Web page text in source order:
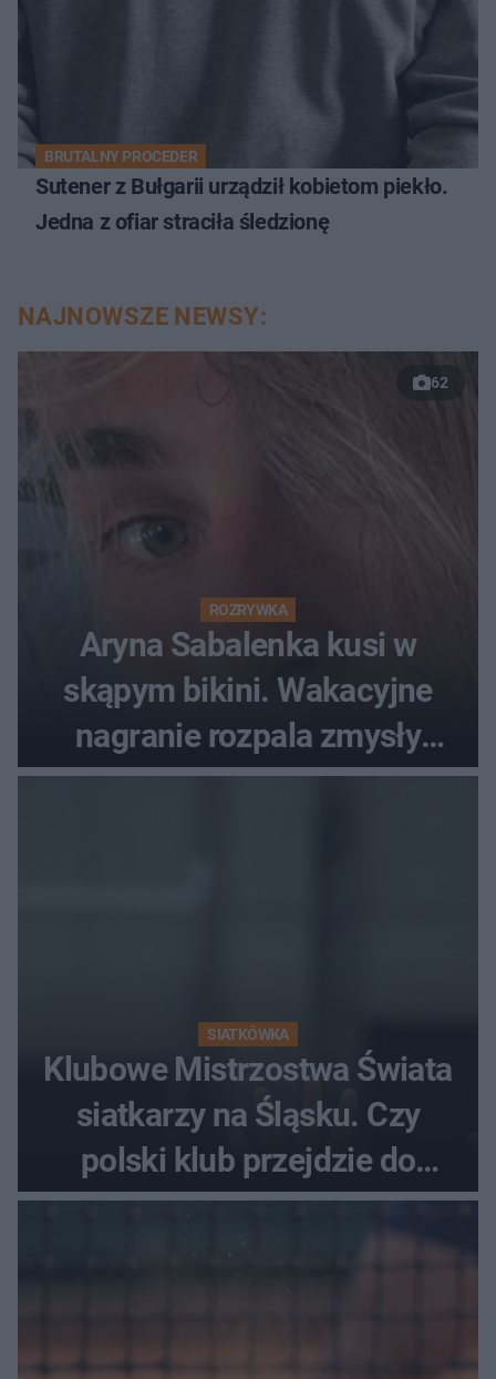
BRUTALNY PROCEDER
Sutener z Bułgarii urządził kobietom piekło.
Jedna z ofiar straciła śledzionę
NAJNOWSZE NEWSY:
62
ROZRYWKA
Aryna Sabalenka kusi w
skąpym bikini. Wakacyjne
nagranie rozpala zmysły
fanów
SIATKÓWKA
Klubowe Mistrzostwa Świata
siatkarzy na Śląsku. Czy
polski klub przejdzie do
historii